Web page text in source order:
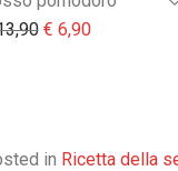
Il prezzo
€ 6,90Il prezzo
in Ricetta della